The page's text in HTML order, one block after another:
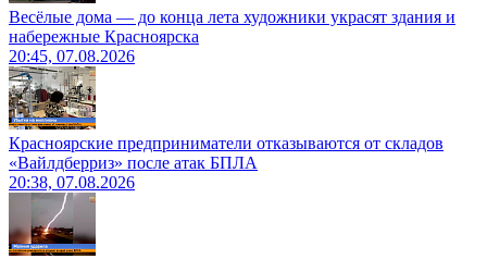
Весёлые дома — до конца лета художники украсят здания и
набережные Красноярска
20:45, 07.08.2026
Красноярские предприниматели отказываются от складов
«Вайлдберриз» после атак БПЛА
20:38, 07.08.2026